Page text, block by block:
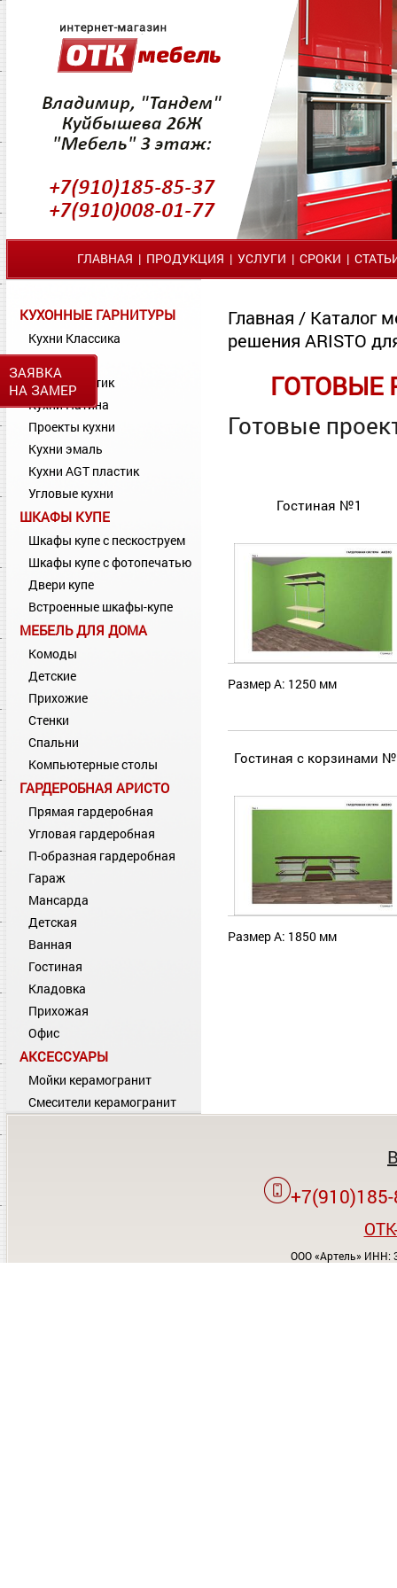
ЗАЯВКА
НА ЗАМЕР
ГЛАВНАЯ | ПРОДУКЦИЯ | УСЛУГИ | СРОКИ |
КУХОННЫЕ ГАРНИТУРЫ
Кухни Классика
Кухни МДФ
Кухни Пластик
Кухни Патина
Проекты кухни
Кухни эмаль
Кухни AGT пластик
Угловые кухни
ШКАФЫ КУПЕ
Шкафы купе с пескоструем
Шкафы купе с фотопечатью
Двери купе
Встроенные шкафы-купе
МЕБЕЛЬ ДЛЯ ДОМА
Комоды
Детские
Прихожие
Стенки
Спальни
Компьютерные столы
ГАРДЕРОБНАЯ АРИСТО
Прямая гардеробная
Угловая гардеробная
П-образная гардеробная
Гараж
Мансарда
Детская
Ванная
Гостиная
Кладовка
Прихожая
Офис
АКСЕССУАРЫ
Мойки керамогранит
Смесители керамогранит
Главная / Каталог
решения ARISTO
ГОТОВЫЕ
Готовые
Гостиная №1
Размер А: 1250 мм
Гостиная с корзинами
Размер А: 1850 мм
ООО «Артель» ИНН: